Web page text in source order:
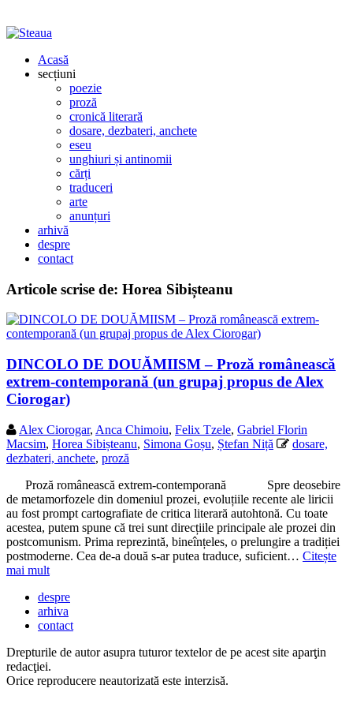
Acasă
secțiuni
poezie
proză
cronică literară
dosare, dezbateri, anchete
eseu
unghiuri și antinomii
cărți
traduceri
arte
anunțuri
arhivă
despre
contact
Articole scrise de: Horea Sibișteanu
DINCOLO DE DOUĂMIISM – Proză românească
extrem-contemporană (un grupaj propus de Alex
Ciorogar)
Alex Ciorogar, Anca Chimoiu, Felix Tzele, Gabriel Florin
Macsim, Horea Sibișteanu, Simona Goșu, Ștefan Niță
dosare,
dezbateri, anchete, proză
Proză românească extrem-contemporană Spre deosebire
de metamorfozele din domeniul prozei, evoluțiile recente ale liricii
au fost prompt cartografiate de critica literară autohtonă. Cu toate
acestea, putem spune că trei sunt direcțiile principale ale prozei din
postcomunism. Prima reprezintă, bineînțeles, o prelungire a tradiției
postmoderne. Cea de-a două s-ar putea traduce, suficient… Citește
mai mult
despre
arhiva
contact
Drepturile de autor asupra tuturor textelor de pe acest site aparţin
redacţiei.
Orice reproducere neautorizată este interzisă.